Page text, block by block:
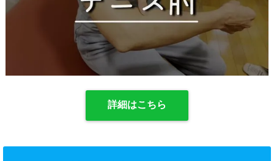
詳細はこちら